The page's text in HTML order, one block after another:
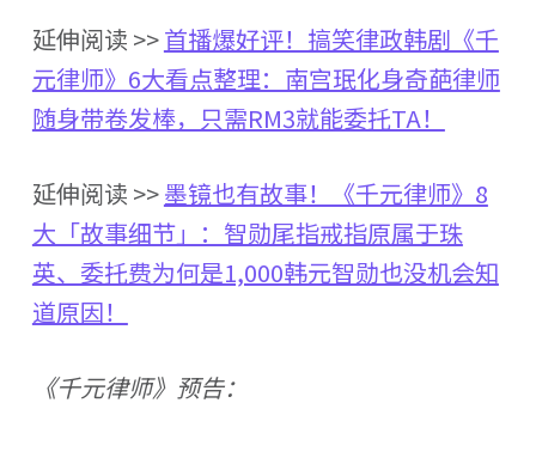
延伸阅读 >>首播爆好评！搞笑律政韩剧《千
元律师》6大看点整理：南宫珉化身奇葩律师
随身带卷发棒，只需RM3就能委托TA！
延伸阅读 >>墨镜也有故事！《千元律师》8
大「故事细节」：智勋尾指戒指原属于珠
英、委托费为何是1,000韩元智勋也没机会知
道原因！
《千元律师》预告：